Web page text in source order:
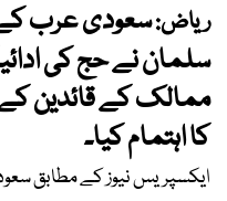
ریاض:سعودی عرب کے
سلمان نے حج کی
ممالک کے قائدین کے
کا اہتمام کیا۔
ایکسپریس نیوز کے مطابق